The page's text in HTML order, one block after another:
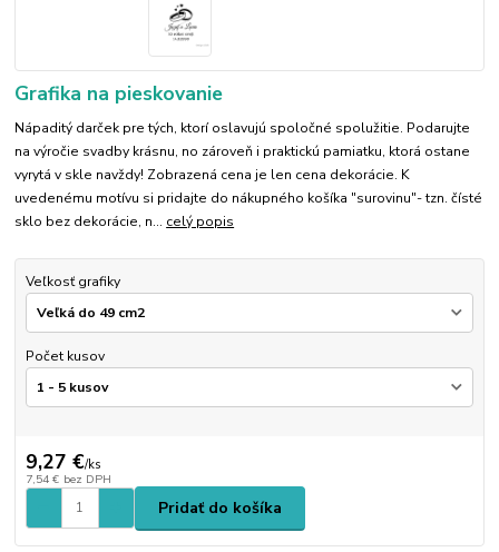
Grafika na pieskovanie
Nápaditý darček pre tých, ktorí oslavujú spoločné spolužitie. Podarujte
na výročie svadby krásnu, no zároveň i praktickú pamiatku, ktorá ostane
vyrytá v skle navždy! Zobrazená cena je len cena dekorácie. K
uvedenému motívu si pridajte do nákupného košíka "surovinu"- tzn. čísté
sklo bez dekorácie, n... celý popis
Veľkosť grafiky
Počet kusov
9,27 €/ks
7,54 € bez DPH
Pridať do košíka